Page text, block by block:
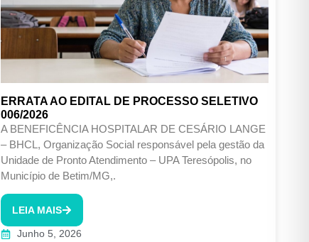
ERRATA AO EDITAL DE PROCESSO SELETIVO
006/2026
A BENEFICÊNCIA HOSPITALAR DE CESÁRIO LANGE
– BHCL, Organização Social responsável pela gestão da
Unidade de Pronto Atendimento – UPA Teresópolis, no
Município de Betim/MG,.
LEIA MAIS
Junho 5, 2026